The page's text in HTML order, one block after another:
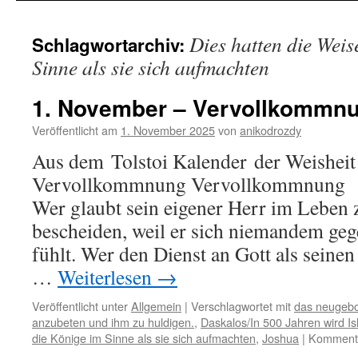
Schlagwortarchiv: Dies hatten die
Sinne als sie sich aufmachten
1. November –
Veröffentlicht am 1. November 2025von anikodrozdy
Aus dem Tolstoi Kalender der
Vervollkommnung
Wer glaubt sein eigener Herr im Leben
bescheiden, weil er sich niemandem
fühlt. Wer den Dienst an Gott als
… Weiterlesen →
Veröffentlicht unterAllgemein | Verschlagwortet mitdas
anzubeten und ihm zu huldigen., Daskalos/In 500 Jahren wird
die Könige im Sinne als sie sich aufmachten, Joshua |